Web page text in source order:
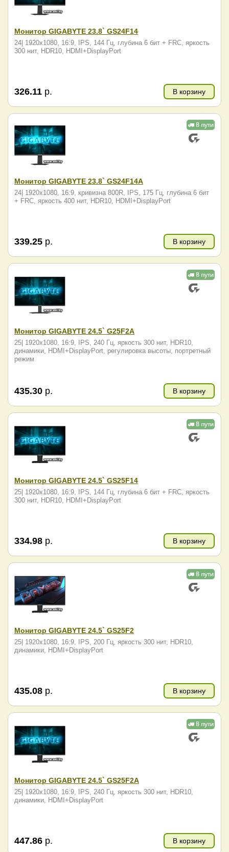
Монитор GIGABYTE 23.8` GS24F14
24| 1920x1080, 16:9, IPS, 144 Гц, глубина 6 бит + FRC, яркость
300 нит, HDR10, HDMI+DisplayPort
326.11 р. В корзину
Монитор GIGABYTE 23.8` GS24F14A
24| 1920x1080, 16:9, кривизна 800R, IPS, 175 Гц, глубина 6 бит
+ FRC, яркость 400 нит, HDR10, HDMI+DisplayPort
339.25 р. В корзину
Монитор GIGABYTE 24.5` G25F2A
25| 1920x1080, 16:9, IPS, 240 Гц, яркость 300 нит, HDR10,
динамики, HDMI+DisplayPort, регулировка высоты, портретный
режим
435.30 р. В корзину
Монитор GIGABYTE 24.5` GS25F14
25| 1920x1080, 16:9, IPS, 144 Гц, глубина 6 бит + FRC, яркость
300 нит, HDR10, HDMI+DisplayPort
334.98 р. В корзину
Монитор GIGABYTE 24.5` GS25F2
25| 1920x1080, 16:9, IPS, 200 Гц, яркость 300 нит, HDR10,
динамики, HDMI+DisplayPort
435.08 р. В корзину
Монитор GIGABYTE 24.5` GS25F2A
25| 1920x1080, 16:9, IPS, 240 Гц, яркость 300 нит, HDR10,
динамики, HDMI+DisplayPort
447.86 р. В корзину